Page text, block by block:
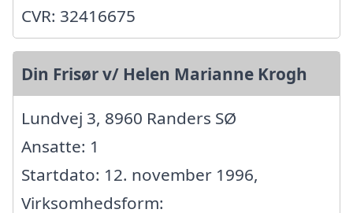
CVR: 32416675
Din Frisør v/ Helen Marianne Krogh
Lundvej 3, 8960 Randers SØ
Ansatte: 1
Startdato: 12. november 1996,
Virksomhedsform: